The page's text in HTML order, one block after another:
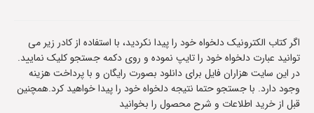
اگر کتاب الکترونیک دلخواه خود را پیدا نکردید، با استفاده از کادر زیر می
توانید عبارت دلخواه خود را تایپ نموده و روی دکمه جستجو کلیک نمایید.
در این سایت هزاران فایل برای دانلود بصورت رایگان و با پرداخت هزینه
وجود دارد. با جستجو حتما نتیجه دلخواه خود را پیدا خواهید کرد.همچنین
قبل از خرید اطلاعات و شرح محصول را بخوانید